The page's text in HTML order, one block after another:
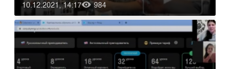
10.12.2021, 14:17 984